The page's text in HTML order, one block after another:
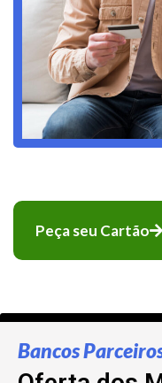
Peça seu Cartão
Bancos